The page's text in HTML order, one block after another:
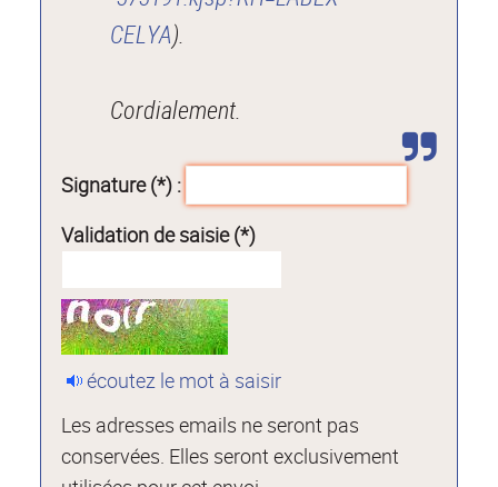
CELYA).
Cordialement.
Signature (*) :
Validation de saisie (*)
écoutez le mot à saisir
Les adresses emails ne seront pas
conservées. Elles seront exclusivement